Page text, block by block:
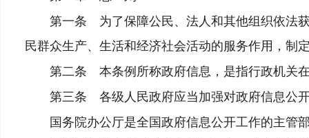
第一条 为了保障公民、法人和其他组织依法获
民群众生产、生活和经济社会活动的服务作用，制
第二条 本条例所称政府信息，是指行政机关在
第三条 各级人民政府应当加强对政府信息公开
国务院办公厅是全国政府信息公开工作的主管